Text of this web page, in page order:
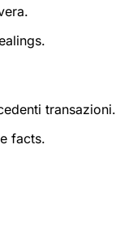
transazioni.
facts.